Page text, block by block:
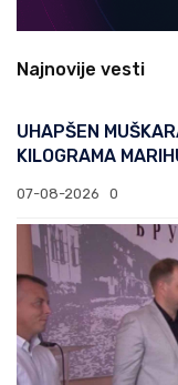
Najnovije vesti
UHAPŠEN
KILOGRAMA
07-08-2026 0